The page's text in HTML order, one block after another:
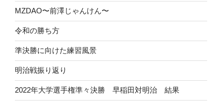
MZDAO〜前澤じゃんけん〜
令和の勝ち方
準決勝に向けた練習風景
明治戦振り返り
2022年大学選手権準々決勝 早稲田対明治 結果